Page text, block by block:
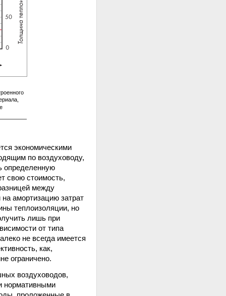
экономическими
по воздуховоду,
определенную
свою стоимость,
между
амортизацию затрат
теплоизоляции, но
лишь при
от типа
не всегда имеется
как,
ограничено.
воздуховодов,
нормативными